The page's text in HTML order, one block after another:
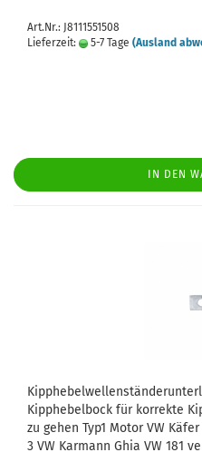
Art.Nr.: J8111551508
Lieferzeit:
5-7 Tage (Ausland
IN DEN
Kipphebelbock für korrekte
zu gehen Typ1 Motor VW Käfer
3 VW Karmann Ghia VW 181